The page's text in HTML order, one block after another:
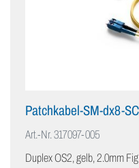
Patchkabel-SM-dx8-
Art.-Nr.317097-005
Duplex OS2, gelb, 2.0mm